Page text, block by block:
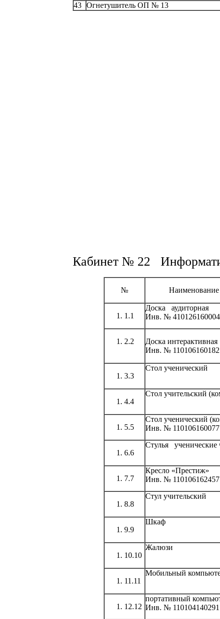
43 Огнетушитель ОП № 13
Кабинет № 22
№
1.1
Доска аудиторная
Инв. № 410126160004
2.2
Доска интерактивная
Инв. № 110106160182
3.3
Стол ученический
4.4
Стол учительский
5.5
Стол ученический
Инв. №
6.6
Стулья ученические
7.7
Кресло «Престиж»
Инв. №
8.8
Стул учительский
9.9
Шкаф
10.10
Жалюзи
11.11
Мобильный
12.12
портативный
Инв. № 110104140291